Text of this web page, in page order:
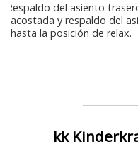
Respaldo del asiento
acostada y respaldo del
hasta la posición de relax.
kk